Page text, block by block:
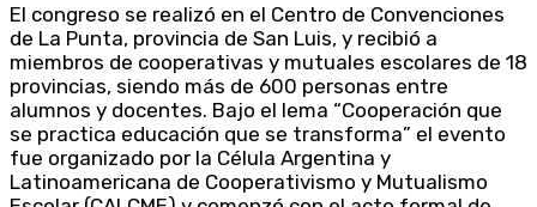
El congreso se realizó en el Centro de Convenciones
de La Punta, provincia de San Luis, y recibió a
miembros de cooperativas y mutuales escolares de 18
provincias, siendo más de 600 personas entre
alumnos y docentes. Bajo el lema “Cooperación que
se practica educación que se transforma” el evento
fue organizado por la Célula Argentina y
Latinoamericana de Cooperativismo y Mutualismo